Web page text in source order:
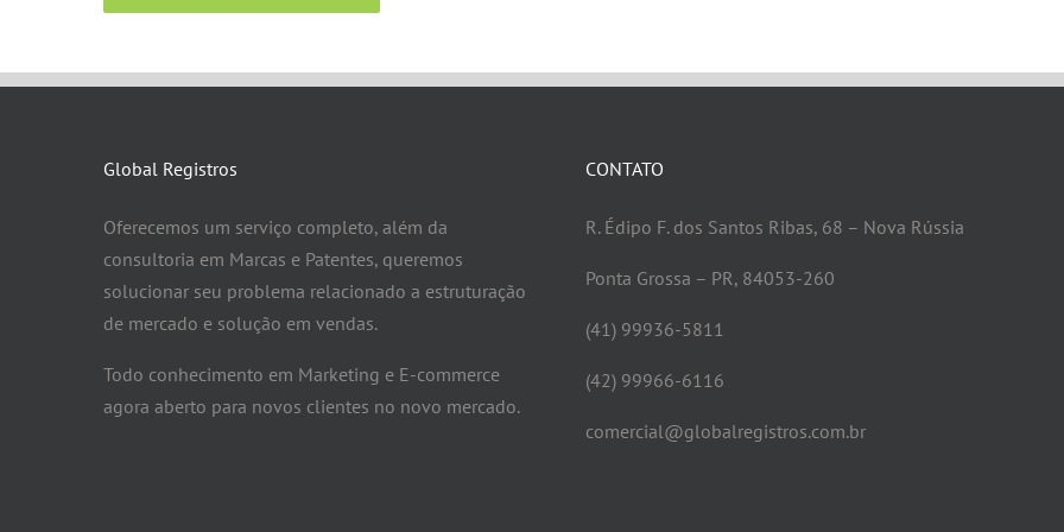
Global Registros
Oferecemos um serviço completo, além da
consultoria em Marcas e Patentes, queremos
solucionar seu problema relacionado a estruturação
de mercado e solução em vendas.
Todo conhecimento em Marketing e E-commerce
agora aberto para novos clientes no novo mercado.
CONTATO
R. Édipo F. dos Santos Ribas, 68 – Nova Rússia
Ponta Grossa – PR, 84053-260
(41) 99936-5811
(42) 99966-6116
comercial@globalregistros.com.br